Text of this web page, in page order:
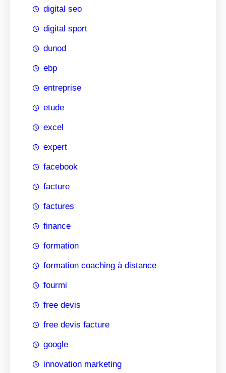
digital seo
digital sport
dunod
ebp
entreprise
etude
excel
expert
facebook
facture
factures
finance
formation
formation coaching à distance
fourmi
free devis
free devis facture
google
innovation marketing